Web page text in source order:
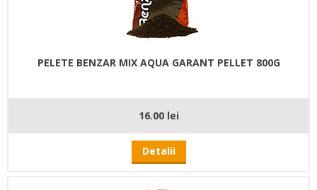
PELETE BENZAR MIX AQUA GARANT PELLET 800G
16.00 lei
Detalii